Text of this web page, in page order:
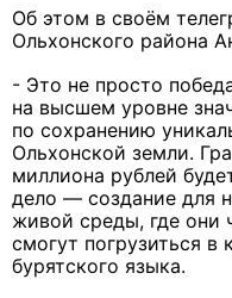
Об этом в своём
Ольхонского района
- Это не просто
на высшем уровне
по сохранению
Ольхонской земли.
миллиона рублей
дело — создание для
живой среды, где они
смогут погрузиться в
бурятского языка.